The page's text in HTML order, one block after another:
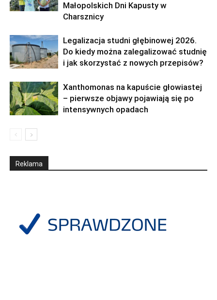
Małopolskich Dni Kapusty w
Charsznicy
Legalizacja studni głębinowej 2026.
Do kiedy można zalegalizować studnię
i jak skorzystać z nowych przepisów?
Xanthomonas na kapuście głowiastej
– pierwsze objawy pojawiają się po
intensywnych opadach
Reklama